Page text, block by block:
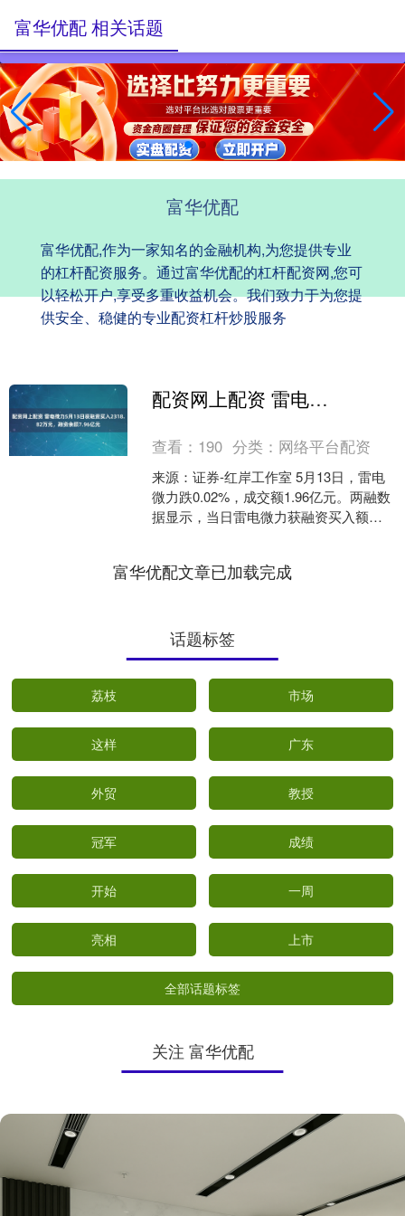
富华优配
富华优配,作为一家知名的金融机构,为您提供专业
的杠杆配资服务。通过富华优配的杠杆配资网,您可
以轻松开户,享受多重收益机会。我们致力于为您提
供安全、稳健的专业配资杠杆炒股服务
富华优配 相关话题
配资网上配资 雷电微力5月13日获融资买入2318.82万元，融资余额7.96亿元
查看： 190 分类： 网络平台配资
来源：证券-红岸工作室 5月13日，雷电
微力跌0.02%，成交额1.96亿元。两融数
据显示，当日雷电微力获融资买入额
富华优配文章已加载完成
话题标签
荔枝 市场
这样 广东
外贸 教授
冠军 成绩
开始 一周
亮相 上市
全部话题标签
关注 富华优配